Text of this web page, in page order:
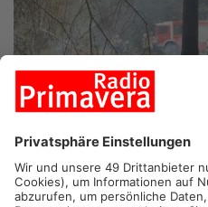
ARCHIVBILD FEUERWEHR